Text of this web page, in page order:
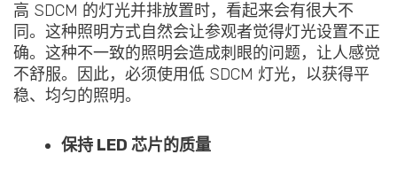
高 SDCM 的灯光并排放置时，看起来会有很大不
同。这种照明方式自然会让参观者觉得灯光设置不正
确。这种不一致的照明会造成刺眼的问题，让人感觉
不舒服。因此，必须使用低 SDCM 灯光，以获得平
稳、均匀的照明。
保持 LED 芯片的质量